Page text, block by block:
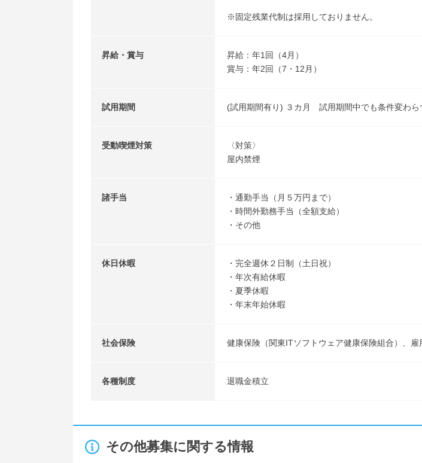
※固定残業代制は採用しておりません。
昇給・賞与
昇給：年1回（4月）
賞与：年2回（7・12月）
試用期間 (試用期間有り) ３カ月 試用期間中でも条件変わら
受動喫煙対策
〈対策〉
屋内禁煙
諸手当
・通勤手当（月５万円まで）
・時間外勤務手当（全額支給）
・その他
休日休暇
・完全週休２日制（土日祝）
・年次有給休暇
・夏季休暇
・年末年始休暇
社会保険 健康保険（関東ITソフトウェア健康保険組合）、
各種制度 退職金積立
その他募集に関する情報